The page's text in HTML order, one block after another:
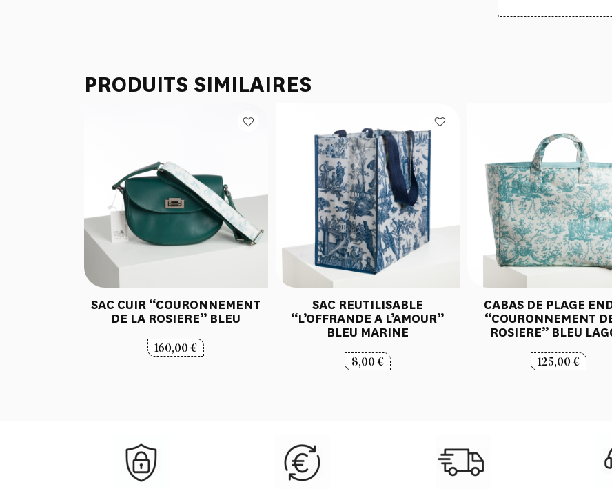
PRODUITS SIMILAIRES
SAC CUIR “COURONNEMENT
DE LA ROSIERE” BLEU
160,00€
SAC REUTILISABLE
“L’OFFRANDE A L’AMOUR”
BLEU MARINE
8,00€
CABAS DE PLAGE
“COURONNEMENT
ROSIERE” BLEU
125,00€